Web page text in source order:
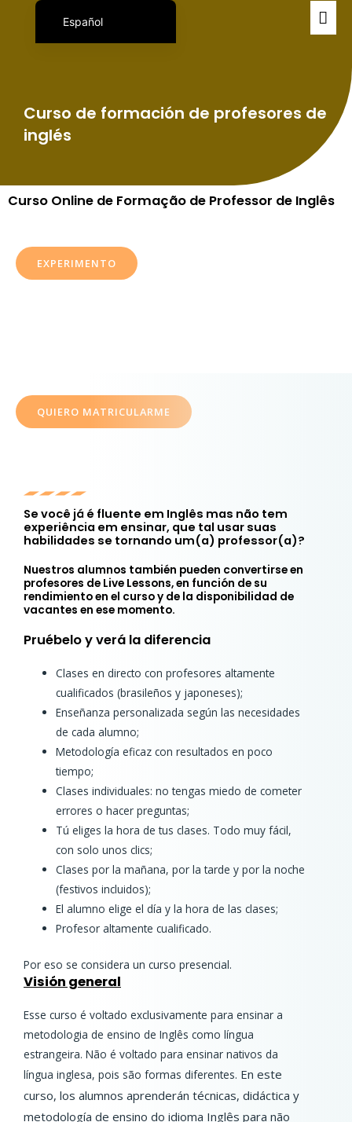
Curso de formación de profesores de
inglés
Curso Online de Formação de Professor de Inglês
EXPERIMENTO
QUIERO MATRICULARME
Se você já é fluente em Inglês mas não tem
experiência em ensinar, que tal usar suas
habilidades se tornando um(a) professor(a)?
Nuestros alumnos también pueden convertirse en
profesores de Live Lessons, en función de su
rendimiento en el curso y de la disponibilidad de
vacantes en ese momento.
Pruébelo y verá la diferencia
Clases en directo con profesores altamente
cualificados (brasileños y japoneses);
Enseñanza personalizada según las necesidades
de cada alumno;
Metodología eficaz con resultados en poco
tiempo;
Clases individuales: no tengas miedo de cometer
errores o hacer preguntas;
Tú eliges la hora de tus clases. Todo muy fácil,
con solo unos clics;
Clases por la mañana, por la tarde y por la noche
(festivos incluidos);
El alumno elige el día y la hora de las clases;
Profesor altamente cualificado.
Por eso se considera un curso presencial.
Visión general
Esse curso é voltado exclusivamente para ensinar a
metodologia de ensino de Inglês como língua
estrangeira. Não é voltado para ensinar nativos da
língua inglesa, pois são formas diferentes. En este
curso, los alumnos aprenderán técnicas, didáctica y
metodología de ensino do idioma Inglês para não
Español
Português do Brasil